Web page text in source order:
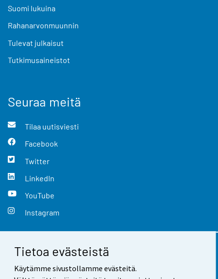
Tietoa evästeistä
Käytämme sivustollamme evästeitä.
Suomi lukuina
Rahanarvonmuunnin
Tulevat julkaisut
Tutkimusaineistot
Seuraa meitä
Tilaa uutisviesti
Facebook
Twitter
LinkedIn
YouTube
Instagram
Yhteystiedot
Palaute